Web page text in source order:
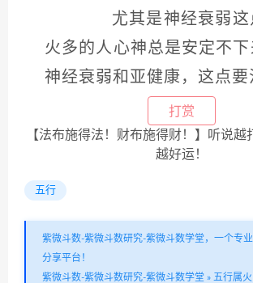
尤其是神经衰弱这
火多的人心神总是安定不下
神经衰弱和亚健康，这点要
打赏
【法布施得法！财布施得财！】听说越
越好运！
五行
紫微斗数-紫微斗数研究-紫微斗数学堂，一个专
分享平台！
紫微斗数-紫微斗数研究-紫微斗数学堂 » 五行属